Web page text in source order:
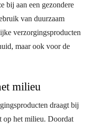
bij aan een gezondere
van duurzaam
verzorgingsproducten
maar ook voor de
milieu
draagt bij
op het milieu. Doordat